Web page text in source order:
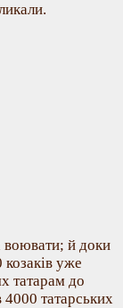
воювати; й доки
уже
татарам до
4000 татарських